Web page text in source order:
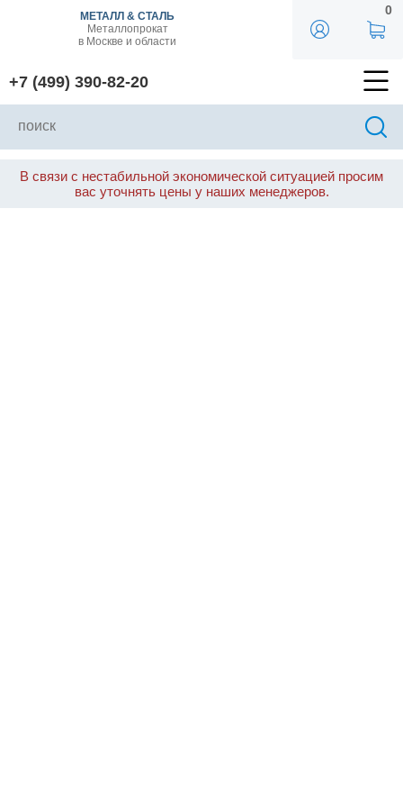
МЕТАЛЛ & СТАЛЬ
Металлопрокат
в Москве и области
+7 (499) 390-82-20
0
В связи с нестабильной экономической ситуацией просим
вас уточнять цены у наших менеджеров.